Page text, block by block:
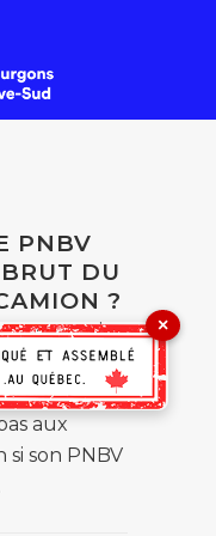
PNBV
DU
?
y compris
maximal,
aux
si son PNBV
×